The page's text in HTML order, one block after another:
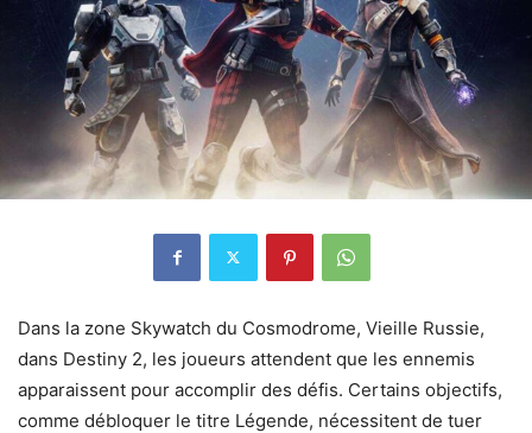
Dans la zone Skywatch du Cosmodrome, Vieille Russie,
dans Destiny 2, les joueurs attendent que les ennemis
apparaissent pour accomplir des défis. Certains objectifs,
comme débloquer le titre Légende, nécessitent de tuer